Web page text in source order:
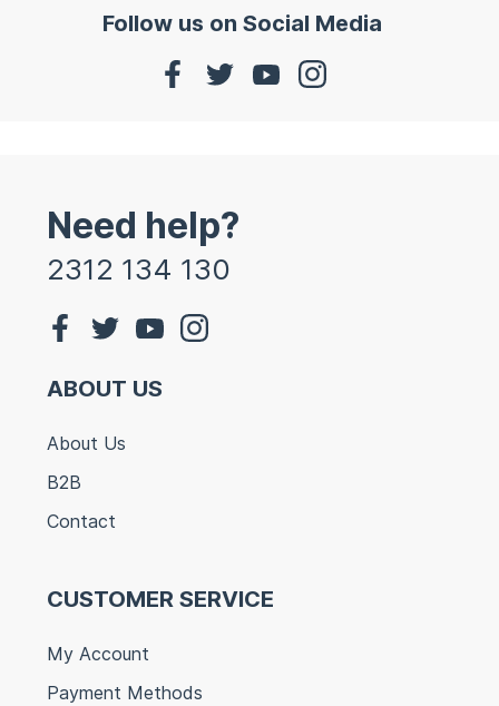
Follow us on Social Media
Need help?
2312 134 130
ABOUT US
About Us
B2B
Contact
CUSTOMER SERVICE
My Account
Payment Methods